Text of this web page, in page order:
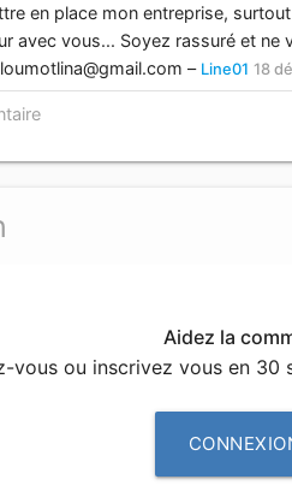
en place mon entreprise,
avec vous... Soyez rassuré et
loumotlina@gmail.com – Line01 18
Aidez la
vous ou inscrivez vous en 30